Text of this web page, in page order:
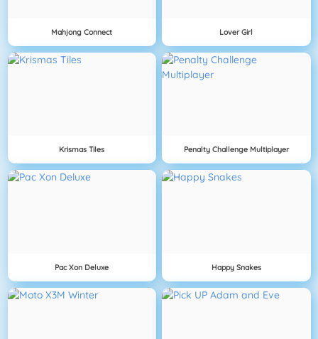
Mahjong Connect Lover Girl
Krismas Tiles Penalty Challenge Multiplayer
Pac Xon Deluxe Happy Snakes